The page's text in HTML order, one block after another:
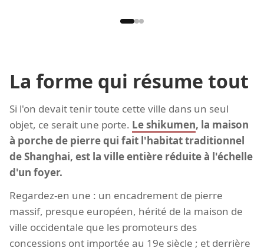
La forme qui résume tout
Si l'on devait tenir toute cette ville dans un seul
objet, ce serait une porte. Le shikumen, la maison
à porche de pierre qui fait l'habitat traditionnel
de Shanghai, est la ville entière réduite à l'échelle
d'un foyer.
Regardez-en une : un encadrement de pierre
massif, presque européen, hérité de la maison de
ville occidentale que les promoteurs des
concessions ont importée au 19e siècle ; et derrière